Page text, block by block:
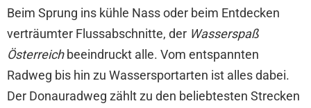
Beim Sprung ins kühle Nass oder beim Entdecken
verträumter Flussabschnitte, der Wasserspaß
Österreichbeeindruckt alle. Vom entspannten
Radweg bis hin zu Wassersportarten ist alles dabei.
Der Donauradweg zählt zu den beliebtesten Strecken